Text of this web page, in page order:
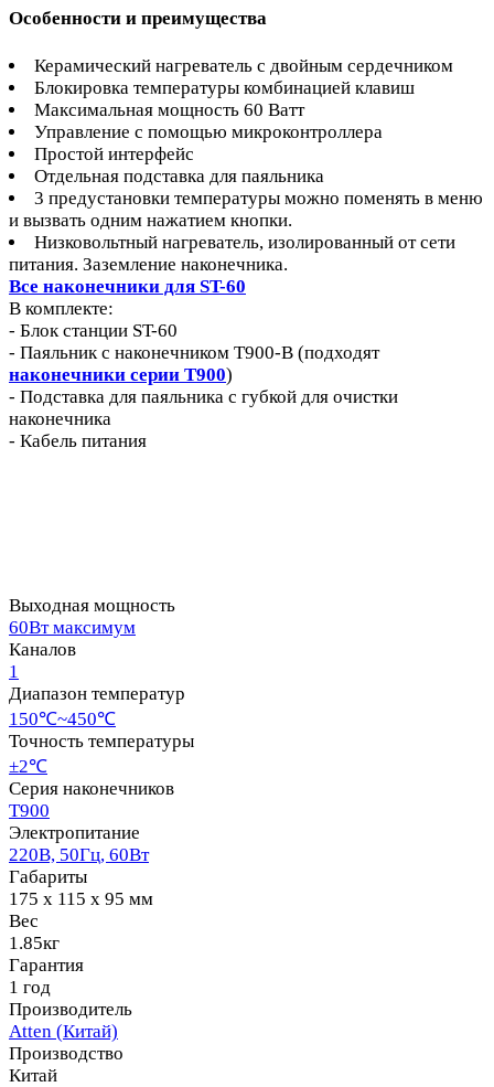
Особенности и преимущества
Керамический нагреватель с двойным сердечником
Блокировка температуры комбинацией клавиш
Максимальная мощность 60 Ватт
Управление с помощью микроконтроллера
Простой интерфейс
Отдельная подставка для паяльника
3 предустановки температуры можно поменять в меню
и вызвать одним нажатием кнопки.
Низковольтный нагреватель, изолированный от сети
питания. Заземление наконечника.
Все наконечники для ST-60
В комплекте:
- Блок станции ST-60
- Паяльник с наконечником T900-B (подходят
наконечники серии T900)
- Подставка для паяльника c губкой для очистки
наконечника
- Кабель питания
Выходная мощность
60Вт максимум
Каналов
1
Диапазон температур
150℃~450℃
Точность температуры
±2℃
Серия наконечников
T900
Электропитание
220В, 50Гц, 60Вт
Габариты
175 x 115 x 95 мм
Вес
1.85кг
Гарантия
1 год
Производитель
Atten (Китай)
Производство
Китай